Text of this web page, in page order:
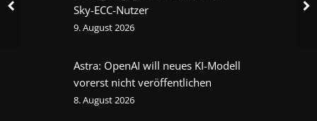
Sky-ECC-Nutzer
9. August 2026
Astra: OpenAI will neues KI-Modell
vorerst nicht veröffentlichen
8. August 2026